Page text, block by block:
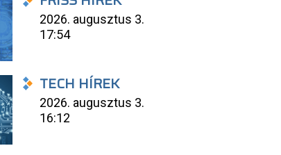
2026. augusztus 3.
17:54
TECH HÍREK
2026. augusztus 3.
16:12